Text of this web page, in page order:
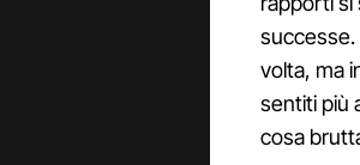
successe.
volta, ma
sentiti più
cosa